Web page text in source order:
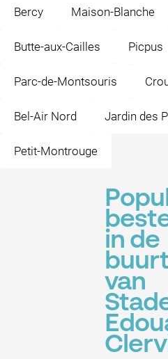
Bercy Maison-Blanche
Butte-aux-Cailles Picpus
Parc-de-Montsouris
Bel-Air Nord Jardin des
Petit-Montrouge
in de
van